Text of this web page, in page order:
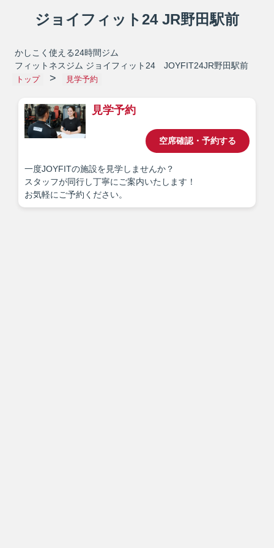
ジョイフィット24 JR野田駅前
かしこく使える24時間ジム
フィットネスジム ジョイフィット24 JOYFIT24JR野田駅前
トップ 見学予約
見学予約
空席確認・予約する
一度JOYFITの施設を見学しませんか？
スタッフが同行し丁寧にご案内いたします！
お気軽にご予約ください。